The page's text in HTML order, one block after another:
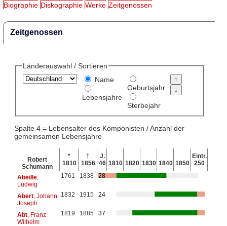
Biographie Diskographie Werke Zeitgenossen
Zeitgenossen
Länderauswahl / Sortieren
Name
Lebensjahre
Geburtsjahr
Sterbejahr
Spalte 4 = Lebensalter des Komponisten / Anzahl der
gemeinsamen Lebensjahre
Robert
Schumann
*
1810
†
1856
J.
46 1810 1820 1830 1840 1850
Eintr.
250
Abeille,
Ludwig
1761 1838 28
Abert, Johann
Joseph
1832 1915 24
Abt, Franz
Wilhelm
1819 1885 37